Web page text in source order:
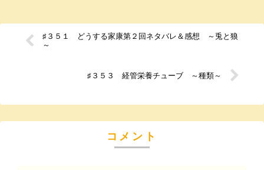
♯３５１ どうする家康第２回ネタバレ＆感想 ～兎と狼
～
♯３５３ 経管栄養チューブ ～種類～
コメント